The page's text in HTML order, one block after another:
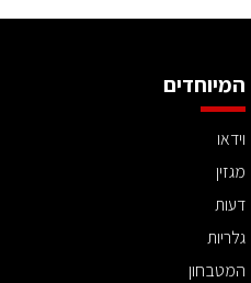
המיוחדים
וידאו
מגזין
דעות
גלריות
המטבחון